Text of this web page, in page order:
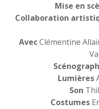
Mise en
Collaboration
AvecClémentine
Lumières
Son
Costumes